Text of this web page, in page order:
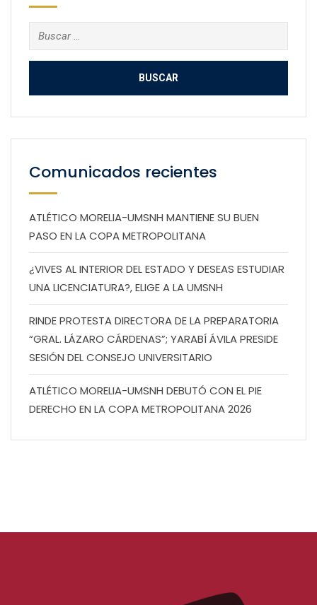
Buscar:
Comunicados recientes
ATLÉTICO MORELIA-UMSNH MANTIENE SU BUEN
PASO EN LA COPA METROPOLITANA
¿VIVES AL INTERIOR DEL ESTADO Y DESEAS ESTUDIAR
UNA LICENCIATURA?, ELIGE A LA UMSNH
RINDE PROTESTA DIRECTORA DE LA PREPARATORIA
“GRAL. LÁZARO CÁRDENAS”; YARABÍ ÁVILA PRESIDE
SESIÓN DEL CONSEJO UNIVERSITARIO
ATLÉTICO MORELIA-UMSNH DEBUTÓ CON EL PIE
DERECHO EN LA COPA METROPOLITANA 2026